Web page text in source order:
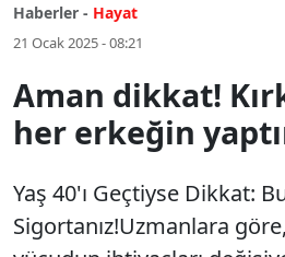
Haberler - Hayat
21 Ocak 2025 - 08:21
Aman dikkat!
her erkeğin
Yaş 40'ı Geçtiyse Dikkat:
Sigortanız!Uzmanlara